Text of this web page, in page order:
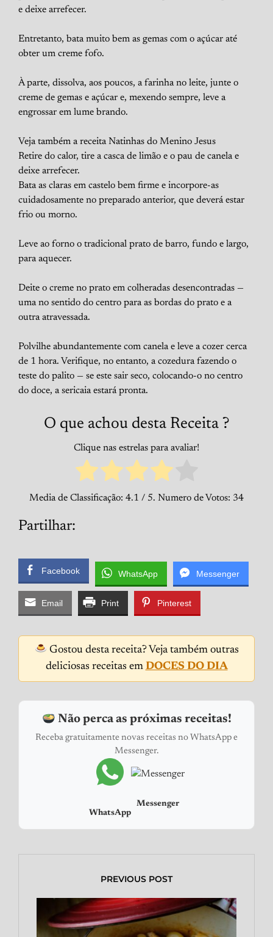
e deixe arrefecer.
Entretanto, bata muito bem as gemas com o açúcar até
obter um creme fofo.
À parte, dissolva, aos poucos, a farinha no leite, junte o
creme de gemas e açúcar e, mexendo sempre, leve a
engrossar em lume brando.
Veja também a receita Natinhas do Menino Jesus
Retire do calor, tire a casca de limão e o pau de canela e
deixe arrefecer.
Bata as claras em castelo bem firme e incorpore-as
cuidadosamente no preparado anterior, que deverá estar
frio ou morno.
Leve ao forno o tradicional prato de barro, fundo e largo,
para aquecer.
Deite o creme no prato em colheradas desencontradas —
uma no sentido do centro para as bordas do prato e a
outra atravessada.
Polvilhe abundantemente com canela e leve a cozer cerca
de 1 hora. Verifique, no entanto, a cozedura fazendo o
teste do palito — se este sair seco, colocando-o no centro
do doce, a sericaia estará pronta.
O que achou desta Receita ?
Clique nas estrelas para avaliar!
Media de Classificação: 4.1 / 5. Numero de Votos: 34
Partilhar:
Facebook WhatsApp Messenger
Email Print Pinterest
Gostou desta receita? Veja também outras
deliciosas receitas em DOCES DO DIA
Não perca as próximas receitas!
Receba gratuitamente novas receitas no WhatsApp e
Messenger.
WhatsApp
Messenger
PREVIOUS POST